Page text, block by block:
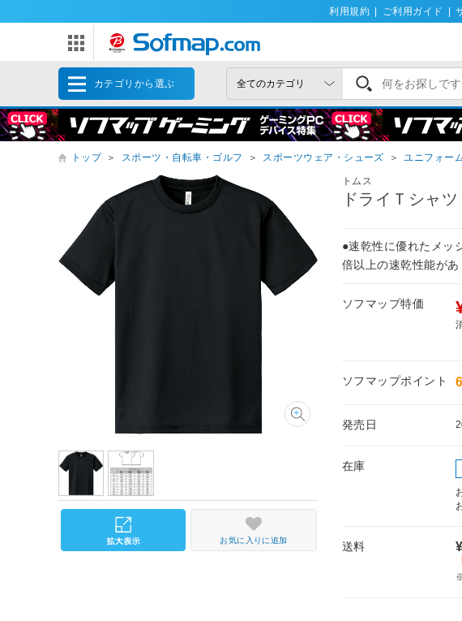
利用規約 ご利用ガイド
カテゴリから選ぶ
トップ ＞ スポーツ・自転車・ゴルフ ＞ スポーツウェア・シューズ ＞ ユニフォー
トムス
ドライＴシャ
●速乾性に優れたメッ
倍以上の速乾性能があ
ソフマップ特価
ソフマップポイント
発売日
在庫
送料
お気に入りに追加